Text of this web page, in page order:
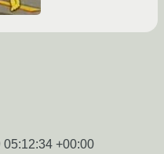
05:12:34 +00:00